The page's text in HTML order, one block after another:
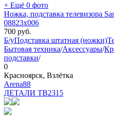
+ Ещё 0 фото
Ножка, подставка телевизора
08823x006
700 руб.
Б/уПодставка штатная (ножки)
Бытовая техника/Аксессуары/
подставки/
0
Красноярск, Взлётка
Arena88
ДЕТАЛИ ТВ2315